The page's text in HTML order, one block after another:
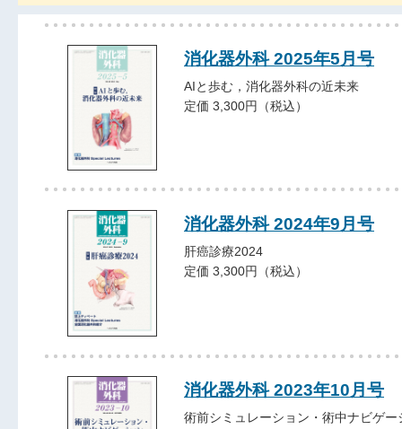
消化器外科 2025年5月号
AIと歩む，消化器外科の近未来
定価 3,300円（税込）
消化器外科 2024年9月号
肝癌診療2024
定価 3,300円（税込）
消化器外科 2023年10月号
術前シミュレーション・術中ナビゲー